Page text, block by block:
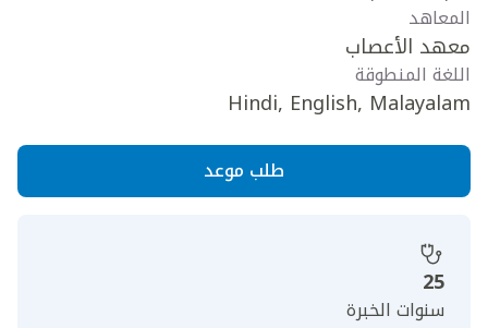
المعاهد
معهد الأعصاب
اللغة المنطوقة
Hindi, English, Malayalam
طلب موعد
25
سنوات الخبرة